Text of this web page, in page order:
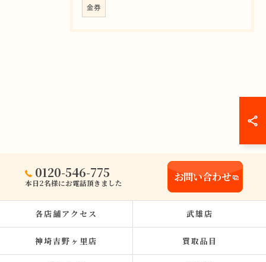
金券
0120-546-775
本日2名様にお電話頂きました お問い合わせ
各店舗アクセス 武雄店
神埼吉野ヶ里店 買取品目